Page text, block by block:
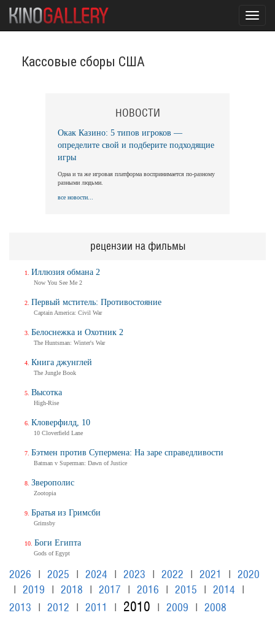
Кассовые сборы США
НОВОСТИ
Окак Казино: 5 типов игроков —
определите свой и подберите подходящие
игры
Одна и та же игровая платформа воспринимается по-разному
разными людьми.
все новости...
рецензии на фильмы
Иллюзия обмана 2
Now You See Me 2
Первый мститель: Противостояние
Captain America: Civil War
Белоснежка и Охотник 2
The Huntsman: Winter's War
Книга джунглей
The Jungle Book
Высотка
High-Rise
Кловерфилд, 10
10 Cloverfield Lane
Бэтмен против Супермена: На заре справедливости
Batman v Superman: Dawn of Justice
Зверополис
Zootopia
Братья из Гримсби
Grimsby
Боги Египта
Gods of Egypt
2026 2025 2024 2023 2022 2021
2020
2019 2018 2017 2016 2015 2014
2013
2012 2011 2010 2009 2008